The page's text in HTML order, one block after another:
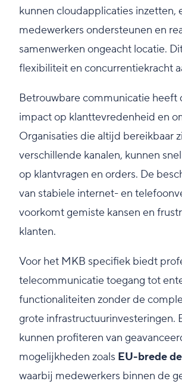
kunnen cloudapplicaties inzetten,
medewerkers ondersteunen en
samenwerken ongeacht locatie.
flexibiliteit en concurrentiekracht
Betrouwbare communicatie heeft
impact op klanttevredenheid en
Organisaties die altijd bereikbaar
verschillende kanalen, kunnen
op klantvragen en orders. De
van stabiele internet- en
voorkomt gemiste kansen en
klanten.
Voor het MKB specifiek biedt
telecommunicatie toegang tot
functionaliteiten zonder de
grote infrastructuurinvesteringen.
kunnen profiteren van
mogelijkheden zoals EU-brede
waarbij medewerkers binnen de